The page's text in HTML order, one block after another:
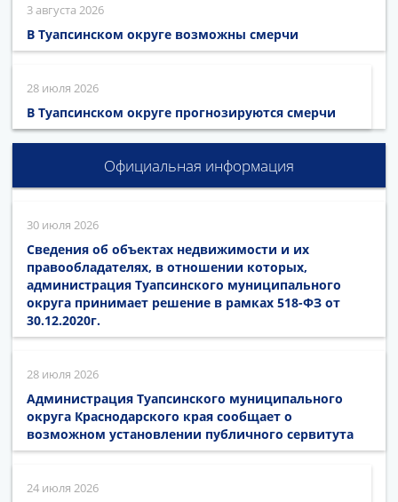
3 августа 2026
В Туапсинском округе возможны смерчи
28 июля 2026
В Туапсинском округе прогнозируются смерчи
Официальная информация
30 июля 2026
Сведения об объектах недвижимости и их
правообладателях, в отношении которых,
администрация Туапсинского муниципального
округа принимает решение в рамках 518-ФЗ от
30.12.2020г.
28 июля 2026
Администрация Туапсинского муниципального
округа Краснодарского края сообщает о
возможном установлении публичного сервитута
24 июля 2026